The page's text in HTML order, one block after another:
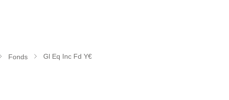
Fonds Gl Eq Inc Fd Y€